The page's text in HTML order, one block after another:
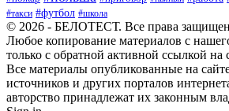
#такси #футбол #школа
© 2026 - БЕЛОТЕСТ. Все права
Любое копирование материалов с
только с обратной активной ссылкой на
Все материалы опубликованные на
источников и других порталов
авторство принадлежат их законным